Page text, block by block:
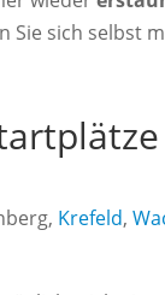
Sie sich selbst
Krefeld,